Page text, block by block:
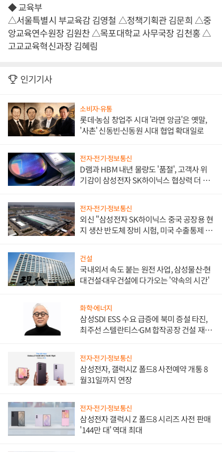
◆ 교육부
△서울특별시 부교육감 김영철 △정책기획관 김문희 △중
앙교육연수원장 김원찬 △목포대학교 사무국장 김천홍 △
고교교육혁신과장 김혜림
인기기사
소비자·유통
롯데·농심 창업주 시대 '라면 앙금'은 옛말,
'사촌' 신동빈·신동원 시대 협업 확대일로
전자·전기·정보통신
D램과 HBM 내년 물량도 '품절', 고객사 위
기감이 삼성전자 SK하이닉스 협상력 더 키
전자·전기·정보통신
외신 "삼성전자 SK하이닉스 중국 공장용 현
지 생산 반도체 장비 시험, 미국 수출통제 대
건설
국내외서 속도 붙는 원전 사업, 삼성물산·현
대건설·대우건설에 다가오는 '약속의 시간'
화학·에너지
삼성SDI ESS 수요 급증에 북미 증설 타진,
최주선 스텔란티스·GM 합작공장 건설 재추
전자·전기·정보통신
삼성전자, 갤럭시Z 폴드8 사전예약 개통 8
월31일까지 연장
전자·전기·정보통신
삼성전자 갤럭시 Z 폴드8 시리즈 사전 판매
'144만 대' 역대 최대